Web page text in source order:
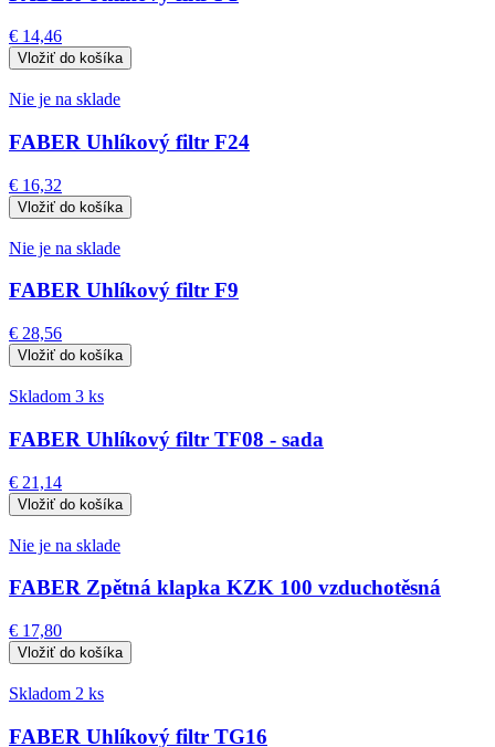
€ 14,46
Nie je na sklade
FABER Uhlíkový filtr F24
€ 16,32
Nie je na sklade
FABER Uhlíkový filtr F9
€ 28,56
Skladom 3 ks
FABER Uhlíkový filtr TF08 - sada
€ 21,14
Nie je na sklade
FABER Zpětná klapka KZK 100 vzduchotěsná
€ 17,80
Skladom 2 ks
FABER Uhlíkový filtr TG16